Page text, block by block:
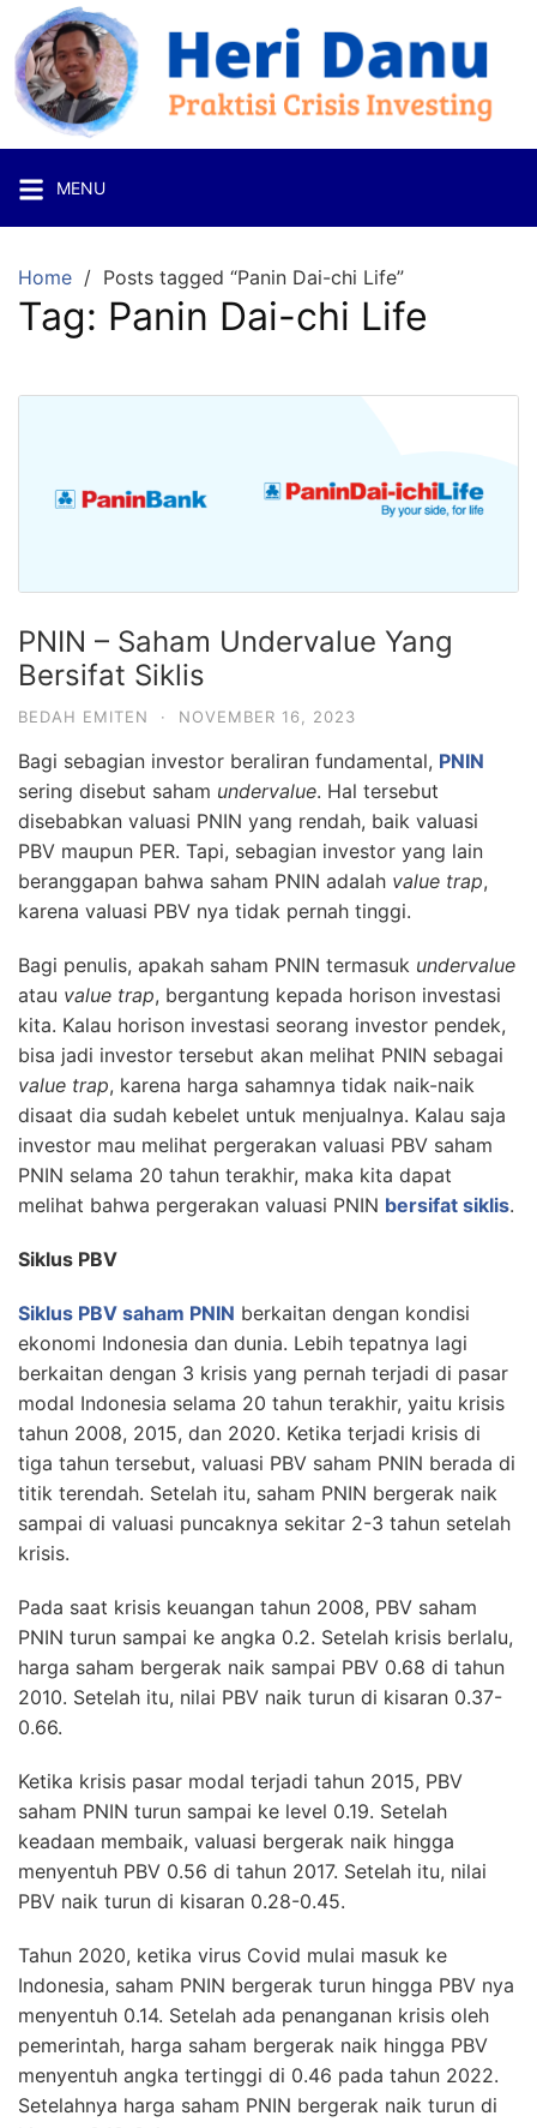
content
Heri
Danu
Crisis
Investing
MENU
Home Posts tagged “Panin Dai-chi Life”
Tag: Panin Dai-chi Life
PNIN – Saham Undervalue Yang
Bersifat Siklis
BEDAH EMITEN · NOVEMBER 16, 2023
Bagi sebagian investor beraliran fundamental, PNIN
sering disebut saham undervalue. Hal tersebut
disebabkan valuasi PNIN yang rendah, baik valuasi
PBV maupun PER. Tapi, sebagian investor yang lain
beranggapan bahwa saham PNIN adalah value trap,
karena valuasi PBV nya tidak pernah tinggi.
Bagi penulis, apakah saham PNIN termasuk undervalue
atau value trap, bergantung kepada horison investasi
kita. Kalau horison investasi seorang investor pendek,
bisa jadi investor tersebut akan melihat PNIN sebagai
value trap, karena harga sahamnya tidak naik-naik
disaat dia sudah kebelet untuk menjualnya. Kalau saja
investor mau melihat pergerakan valuasi PBV saham
PNIN selama 20 tahun terakhir, maka kita dapat
melihat bahwa pergerakan valuasi PNIN bersifat siklis.
Siklus PBV
Siklus PBV saham PNIN berkaitan dengan kondisi
ekonomi Indonesia dan dunia. Lebih tepatnya lagi
berkaitan dengan 3 krisis yang pernah terjadi di pasar
modal Indonesia selama 20 tahun terakhir, yaitu krisis
tahun 2008, 2015, dan 2020. Ketika terjadi krisis di
tiga tahun tersebut, valuasi PBV saham PNIN berada di
titik terendah. Setelah itu, saham PNIN bergerak naik
sampai di valuasi puncaknya sekitar 2-3 tahun setelah
krisis.
Pada saat krisis keuangan tahun 2008, PBV saham
PNIN turun sampai ke angka 0.2. Setelah krisis berlalu,
harga saham bergerak naik sampai PBV 0.68 di tahun
2010. Setelah itu, nilai PBV naik turun di kisaran 0.37-
0.66.
Ketika krisis pasar modal terjadi tahun 2015, PBV
saham PNIN turun sampai ke level 0.19. Setelah
keadaan membaik, valuasi bergerak naik hingga
menyentuh PBV 0.56 di tahun 2017. Setelah itu, nilai
PBV naik turun di kisaran 0.28-0.45.
Tahun 2020, ketika virus Covid mulai masuk ke
Indonesia, saham PNIN bergerak turun hingga PBV nya
menyentuh 0.14. Setelah ada penanganan krisis oleh
pemerintah, harga saham bergerak naik hingga PBV
menyentuh angka tertinggi di 0.46 pada tahun 2022.
Setelahnya harga saham PNIN bergerak naik turun di